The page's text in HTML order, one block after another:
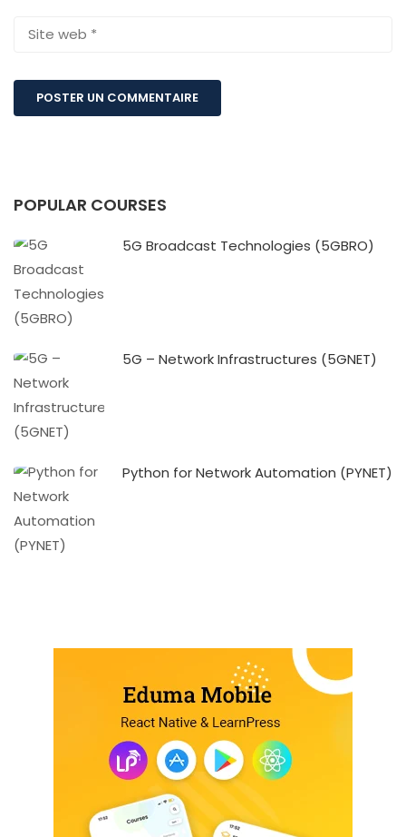
POPULAR COURSES
5G Broadcast Technologies (5GBRO)
5G – Network Infrastructures (5GNET)
Python for Network Automation (PYNET)